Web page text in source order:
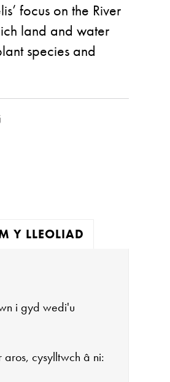
focus on the River
land and water
species and
Y LLEOLIAD
i gyd wedi'u
cysylltwch â ni: